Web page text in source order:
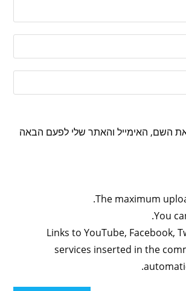
השם, האימייל והאתר שלי לפעם הבאה
The maximum
You
.
Links to YouTube, Facebook,
services inserted in the